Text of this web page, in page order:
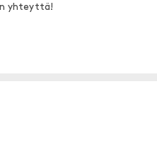
yhteyttä!